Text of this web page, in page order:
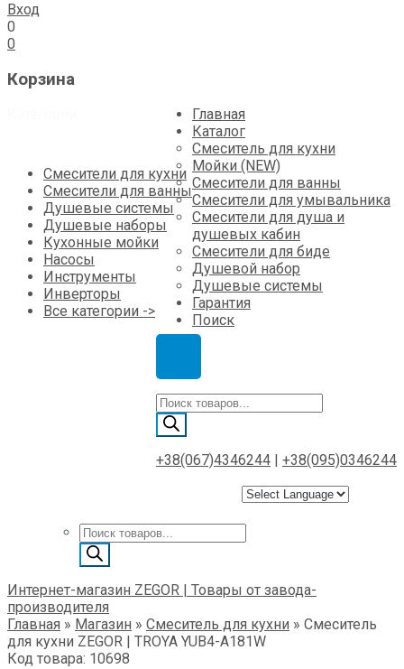
Вход
0
0
Корзина
Смесители для кухни
Смесители для ванны
Душевые системы
Душевые наборы
Кухонные мойки
Насосы
Инструменты
Инверторы
Все категории ->
Поиск
товаров
+38(067)4346244 +38(095)0346244
Skip
to
content
Главная
Каталог
Смеситель для кухни
Мойки (NEW)
Смесители для ванны
Смесители для умывальника
Смесители для душа и
душевых кабин
Смесители для биде
Душевой набор
Душевые системы
Гарантия
Поиск
Поиск
товаров
Интернет-магазин ZEGOR | Товары от завода-
производителя
Главная » Магазин » Смеситель для кухни » Смеситель
для кухни ZEGOR | TROYA YUB4-А181W
Код товара: 10698